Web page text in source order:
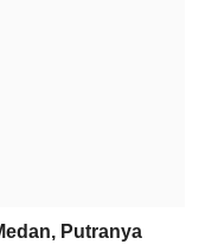
Putranya